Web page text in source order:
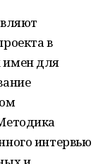
в
имен для
интервью